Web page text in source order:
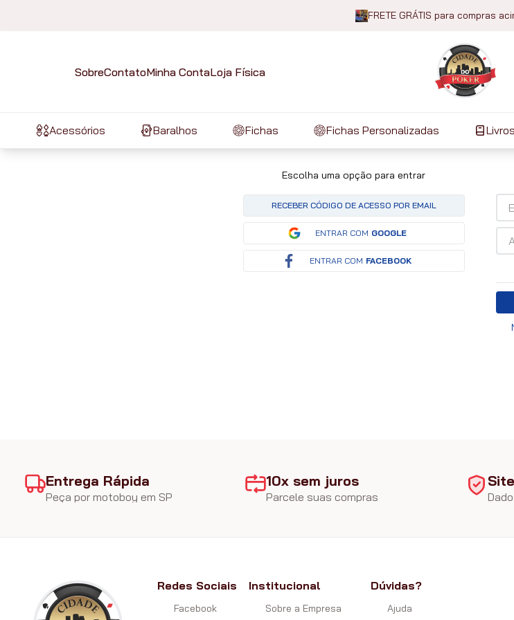
FRETE GRÁTIS para compras
SobreContatoMinha ContaLoja Física
Acessórios Baralhos Fichas Fichas Personalizadas Livros
Escolha uma opção para entrar
RECEBER CÓDIGO DE ACESSO POR EMAIL
ENTRAR COM GOOGLE
ENTRAR COM FACEBOOK
Entrega Rápida
Peça por motoboy em SP
10x sem juros
Parcele suas compras
Redes Sociais
Facebook
Institucional
Sobre a Empresa
Dúvidas?
Ajuda